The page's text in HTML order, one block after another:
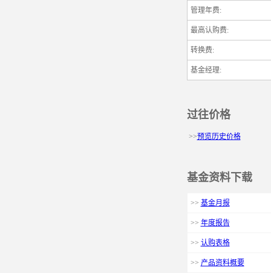
管理年费:
最高认购费:
转换费:
基金经理:
过往价格
>>预览历史价格
基金资料下载
>> 基金月报
>> 年度报告
>> 认购表格
>> 产品资料概要